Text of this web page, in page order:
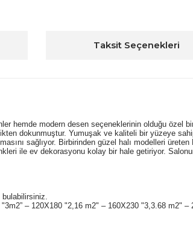
Taksit Seçenekleri
hemde modern desen seçeneklerinin olduğu özel
dokunmuştur. Yumuşak ve kaliteli bir yüzeye
sağlıyor. Birbirinden güzel halı modelleri
ile ev dekorasyonu kolay bir hale getiriyor.
– 120X180 "2,16 m2" – 160X230 "3,3.68 m2" –